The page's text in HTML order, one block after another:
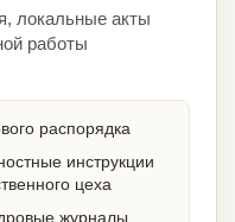
локальные акты
работы
распорядка
инструкции
цеха
журналы